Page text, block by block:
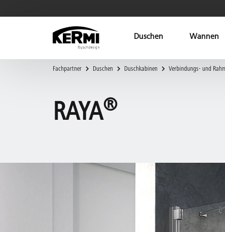
Duschen Wannen
Fachpartner Duschen Duschkabinen Verbindungs- und
RAYA®